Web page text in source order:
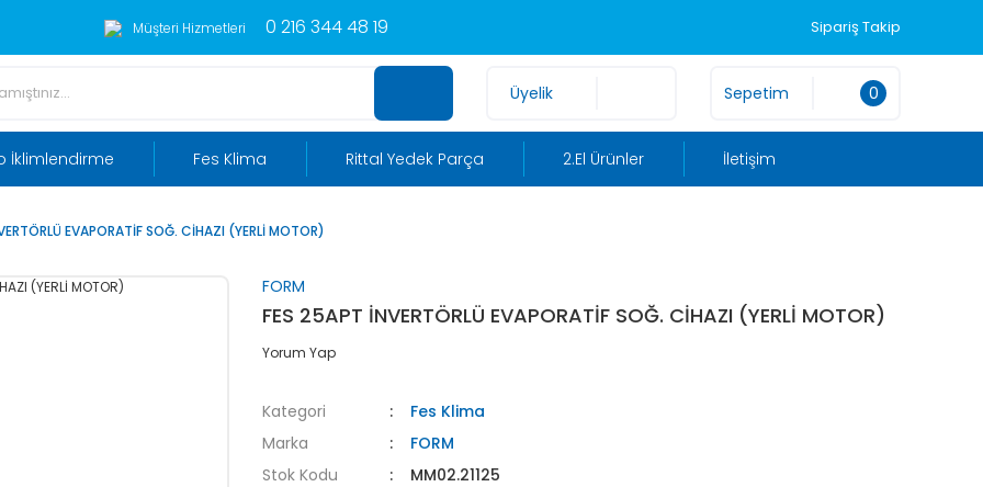
Müşteri Hizmetleri 0 216 344 48 19 Sipariş Takip
Üyelik Sepetim 0
İklimlendirme Fes Klima Rittal Yedek Parça 2.El Ürünler İletişim
EVAPORATİF SOĞ. CİHAZI (YERLİ MOTOR)
FORM
FES 25APT İNVERTÖRLÜ EVAPORATİF SOĞ. CİHAZI (YERLİ MOTOR)
Yorum Yap
Kategori
Fes Klima
Marka
FORM
Stok Kodu
MM02.21125